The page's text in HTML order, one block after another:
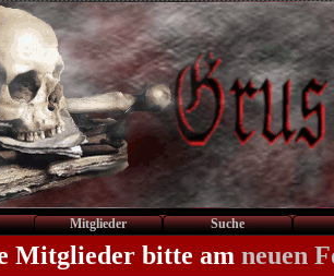
Mitglieder Suche
Mitglieder bitte am neuen